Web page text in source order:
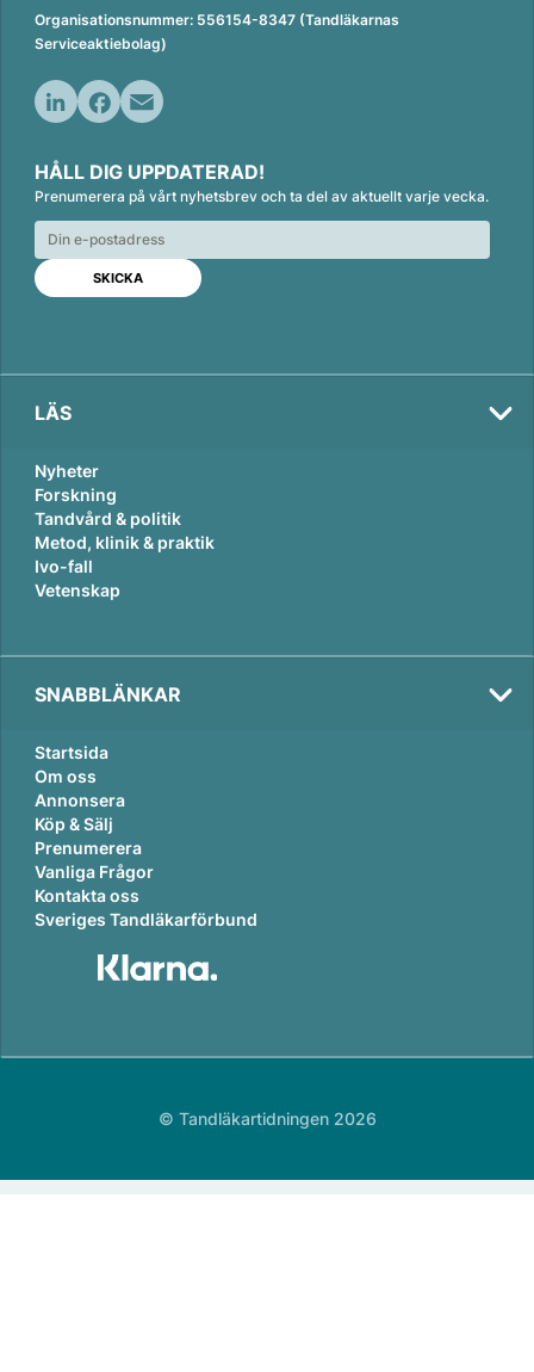
Organisationsnummer: 556154-8347 (Tandläkarnas
Serviceaktiebolag)
n
k
e
d
n
c
e
b
o
o
k
a
i
l
HÅLL DIG UPPDATERAD!
Prenumerera på vårt nyhetsbrev och ta del av aktuellt varje vecka.
LÄS
Nyheter
Forskning
Tandvård & politik
Metod, klinik & praktik
Ivo-fall
Vetenskap
SNABBLÄNKAR
Startsida
Om oss
Annonsera
Köp & Sälj
Prenumerera
Vanliga Frågor
Kontakta oss
Sveriges Tandläkarförbund
© Tandläkartidningen 2026